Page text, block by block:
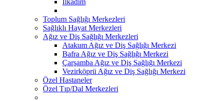
Toplum Sağlığı Merkezleri
Sağlıklı Hayat Merkezleri
Ağız ve Diş Sağlığı Merkezleri
Atakum Ağız ve Diş Sağlığı Merkezi
Bafra Ağız ve Diş Sağlığı Merkezi
Çarşamba Ağız ve Diş Sağlığı Merkezi
Vezirköprü Ağız ve Diş Sağlığı Merkezi
Özel Hastaneler
Özel Tıp/Dal Merkezleri